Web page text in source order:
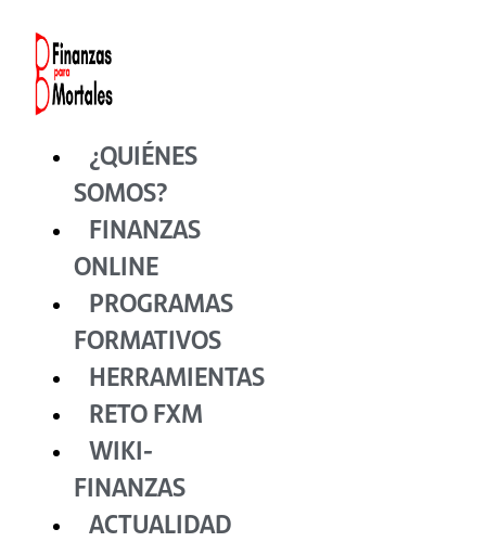
contenido
¿QUIÉNES
SOMOS?
FINANZAS
ONLINE
PROGRAMAS
FORMATIVOS
HERRAMIENTAS
RETO FXM
WIKI-
FINANZAS
ACTUALIDAD